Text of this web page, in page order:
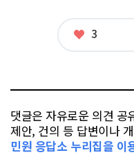
좋
3
댓글은 자유로운 의견 공
제안, 건의 등 답변이나
민원 응답소 누리집을 이